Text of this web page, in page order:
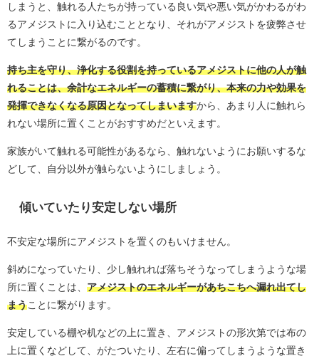
しまうと、触れる人たちが持っている良い気や悪い気がかわるがわ
るアメジストに入り込むこととなり、それがアメジストを疲弊させ
てしまうことに繋がるのです。
持ち主を守り、浄化する役割を持っているアメジストに他の人が触
れることは、余計なエネルギーの蓄積に繋がり、本来の力や効果を
発揮できなくなる原因となってしまいますから、あまり人に触れら
れない場所に置くことがおすすめだといえます。
家族がいて触れる可能性があるなら、触れないようにお願いするな
どして、自分以外が触らないようにしましょう。
傾いていたり安定しない場所
不安定な場所にアメジストを置くのもいけません。
斜めになっていたり、少し触れれば落ちそうなってしまうような場
所に置くことは、 アメジストのエネルギーがあちこちへ漏れ出てし
まう ことに繋がります。
安定している棚や机などの上に置き、アメジストの形次第では布の
上に置くなどして、がたついたり、左右に偏ってしまうような置き